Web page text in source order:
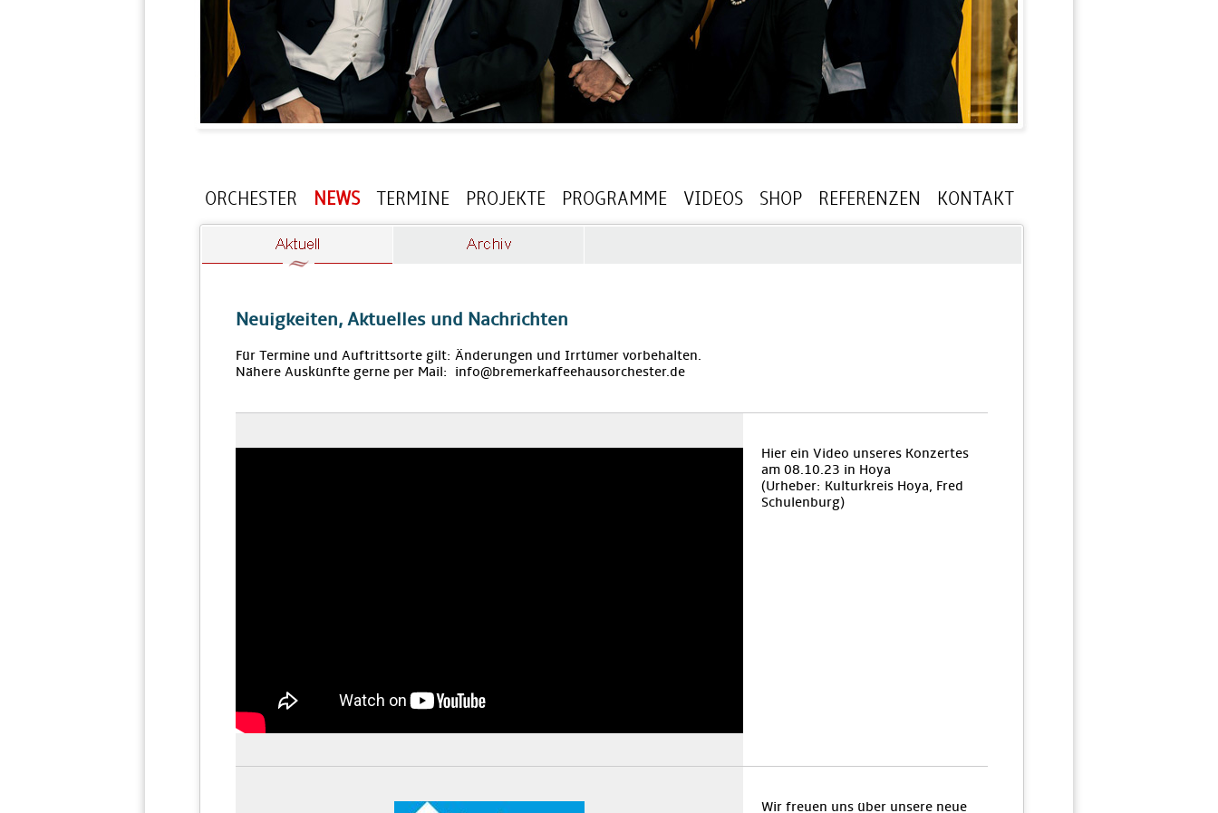
ORCHESTER NEWS TERMINE PROJEKTE PROGRAMME VIDEOS SHOP REFERENZEN KONTAKT
Neuigkeiten, Aktuelles und Nachrichten
Für Termine und Auftrittsorte gilt: Änderungen und Irrtümer vorbehalten.
Nähere Auskünfte gerne per Mail: info@bremerkaffeehausorchester.de
Hier ein Video unseres Konzertes
am 08.10.23 in Hoya
(Urheber: Kulturkreis Hoya, Fred
Schulenburg)
Wir freuen uns über unsere neue